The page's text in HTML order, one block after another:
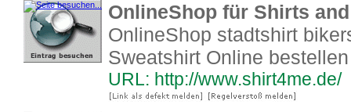
OnlineShop für Shirts
OnlineShop stadtshirt
Sweatshirt Online
URL: http://www.shirt4me.de/